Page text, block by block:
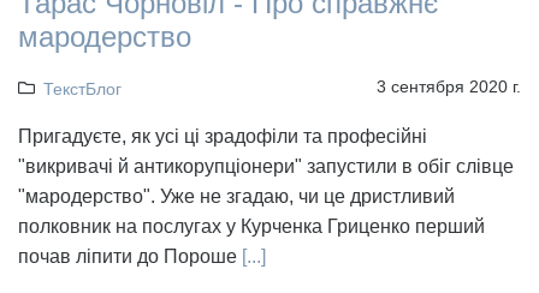
мародерство
ТекстБлог 3 сентября 2020 г.
Пригадуєте, як усі ці зрадофіли та професійні
"викривачі й антикорупціонери" запустили в обіг слівце
"мародерство". Уже не згадаю, чи це дристливий
полковник на послугах у Курченка Гриценко перший
почав ліпити до Пороше [...]